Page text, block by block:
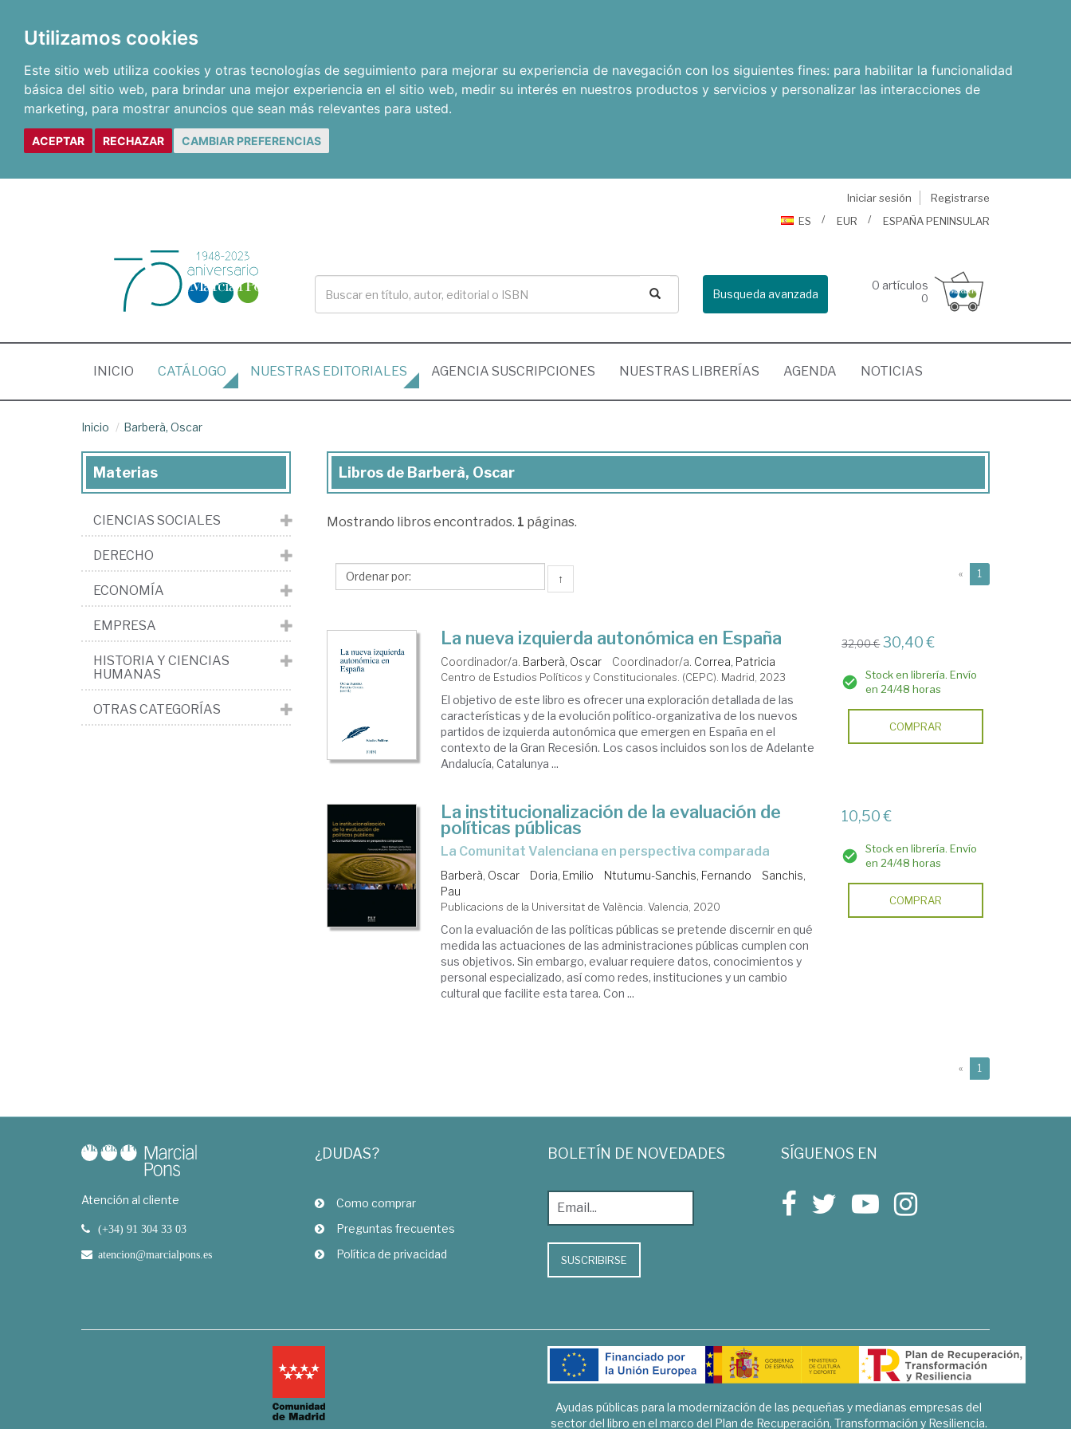
Utilizamos cookies
Este sitio web utiliza cookies y otras tecnologías de seguimiento para mejorar su experiencia de navegación con los siguientes fines: para habilitar la funcionalidad
básica del sitio web, para brindar una mejor experiencia en el sitio web, medir su interés en nuestros productos y servicios y personalizar las interacciones de
marketing, para mostrar anuncios que sean más relevantes para usted.
ACEPTAR RECHAZAR CAMBIAR PREFERENCIAS
Iniciar sesión
Registrarse
ES
EUR ESPAÑA PENINSULAR
Busqueda avanzada
0 artículos
0
INICIO (CURRENT)
CATÁLOGO NUESTRAS EDITORIALES AGENCIA SUSCRIPCIONES NUESTRAS LIBRERÍAS AGENDA NOTICIAS
Inicio Barberà, Oscar
Libros
Barberà,
Libros de Barberà, Oscar
Mostrando libros encontrados. 1 páginas.
↑ « 1
La nueva izquierda autonómica en España
Coordinador/a. Barberà, Oscar Coordinador/a. Correa, Patricia
Centro de Estudios Políticos y Constitucionales. (CEPC). Madrid, 2023
El objetivo de este libro es ofrecer una exploración detallada de las
características y de la evolución político-organizativa de los nuevos
partidos de izquierda autonómica que emergen en España en el
contexto de la Gran Recesión. Los casos incluidos son los de Adelante
Andalucía, Catalunya ...
32,00 € 30,40 €
Stock en librería. Envío
en 24/48 horas
COMPRAR
La institucionalización de la evaluación de
políticas públicas
la Comunitat Valenciana en perspectiva comparada
Barberà, Oscar Doria, Emilio Ntutumu-Sanchis, Fernando
Sanchis,
Pau
Publicacions de la Universitat de València. Valencia, 2020
Con la evaluación de las políticas públicas se pretende discernir en qué
medida las actuaciones de las administraciones públicas cumplen con
sus objetivos. Sin embargo, evaluar requiere datos, conocimientos y
personal especializado, así como redes, instituciones y un cambio
cultural que facilite esta tarea. Con ...
10,50 €
Stock en librería. Envío
en 24/48 horas
COMPRAR
« 1
Materias
CIENCIAS SOCIALES
DERECHO
ECONOMÍA
EMPRESA
HISTORIA Y CIENCIAS
HUMANAS
OTRAS CATEGORÍAS
Atención al cliente
(+34) 91 304 33 03
atencion@marcialpons.es
¿DUDAS?
Como comprar
Preguntas frecuentes
Política de privacidad
BOLETÍN DE NOVEDADES
SUSCRIBIRSE
SÍGUENOS EN
Ayudas públicas para la modernización de las pequeñas y medianas empresas del
sector del libro en el marco del Plan de Recuperación, Transformación y Resiliencia.